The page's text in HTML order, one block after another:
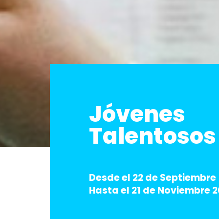
Jóvenes
Talentosos
Desde el 22 de Septiembre
Hasta el 21 de Noviembre